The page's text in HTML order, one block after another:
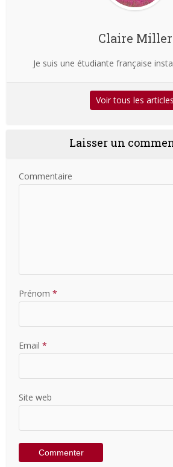
Claire Miller
Je suis une étudiante française
Voir tous les articles
Laisser un
Commentaire
Prénom *
Email *
Site web